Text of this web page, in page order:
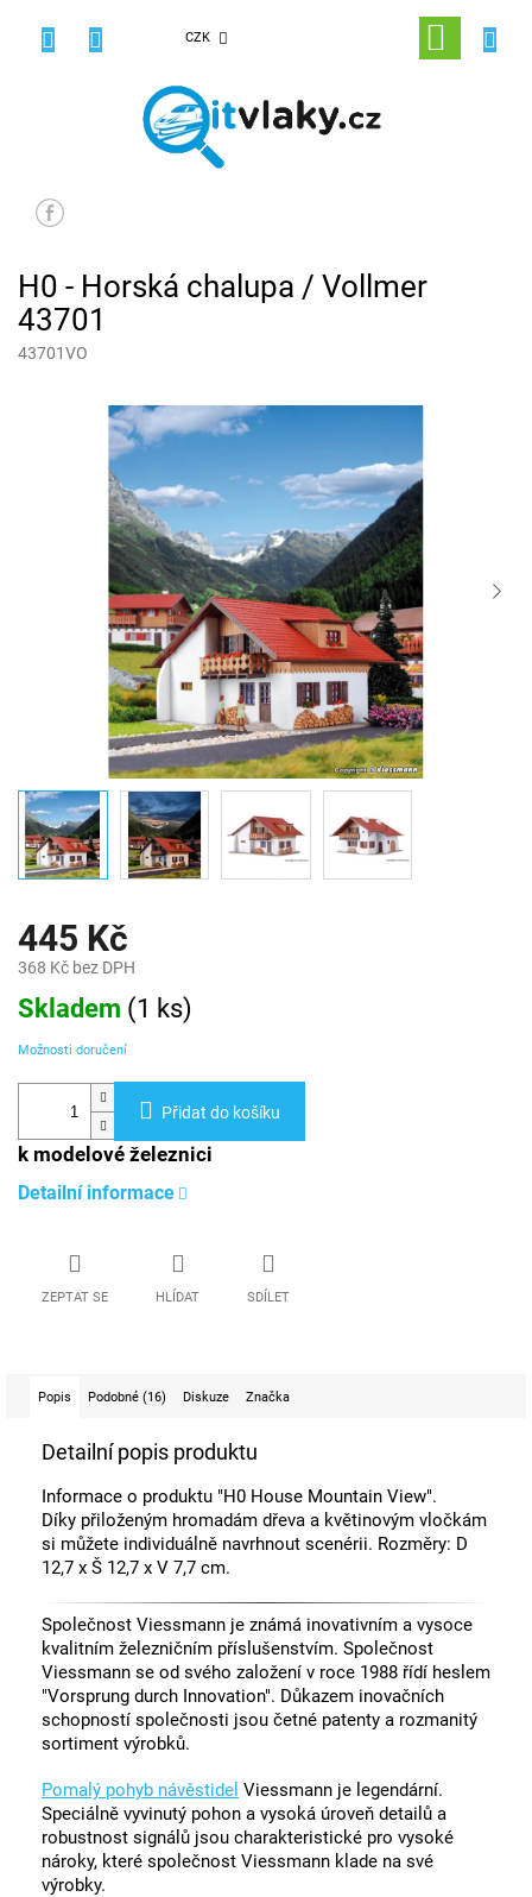
CZK
NÁKUPNÍ
KOŠÍK
H0 - Horská chalupa / Vollmer
43701
43701VO
445 Kč
368 Kč bez DPH
Měrná
cena:
Skladem (1 ks)
Možnosti doručení
Přidat do košíku
k modelové železnici
Detailní informace
ZEPTAT SE HLÍDAT SDÍLET
Popis Podobné (16) Diskuze Značka
Detailní popis produktu
Informace o produktu "H0 House Mountain View".
Díky přiloženým hromadám dřeva a květinovým vločkám
si můžete individuálně navrhnout scenérii. Rozměry: D
12,7 x Š 12,7 x V 7,7 cm.
Společnost Viessmann je známá inovativním a vysoce
kvalitním železničním příslušenstvím. Společnost
Viessmann se od svého založení v roce 1988 řídí heslem
"Vorsprung durch Innovation". Důkazem inovačních
schopností společnosti jsou četné patenty a rozmanitý
sortiment výrobků.
Pomalý pohyb návěstidel Viessmann je legendární.
Speciálně vyvinutý pohon a vysoká úroveň detailů a
robustnost signálů jsou charakteristické pro vysoké
nároky, které společnost Viessmann klade na své
výrobky.